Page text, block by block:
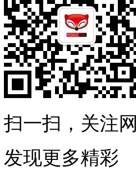
扫一扫，关注
发现更多精彩